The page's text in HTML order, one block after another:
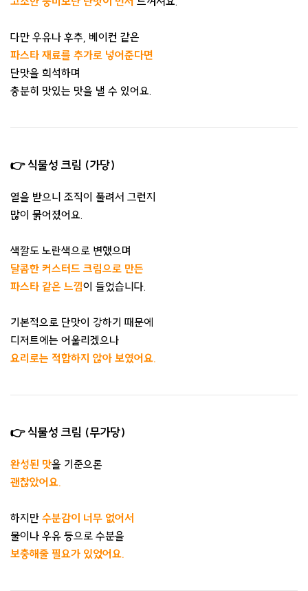
다만 우유나 후추, 베이컨 같은
파스타 재료를 추가로 넣어준다면
단맛을 희석하며
충분히 맛있는 맛을 낼 수 있어요.
👉 식물성 크림 (가당)
열을 받으니 조직이 풀려서 그런지
많이 묽어졌어요.
색깔도 노란색으로 변했으며
달콤한 커스터드 크림으로 만든
파스타 같은 느낌이 들었습니다.
기본적으로 단맛이 강하기 때문에
디저트에는 어울리겠으나
요리로는 적합하지 않아 보였어요.
👉 식물성 크림 (무가당)
완성된 맛을 기준으론
괜찮았어요.
하지만 수분감이 너무 없어서
물이나 우유 등으로 수분을
보충해줄 필요가 있었어요.